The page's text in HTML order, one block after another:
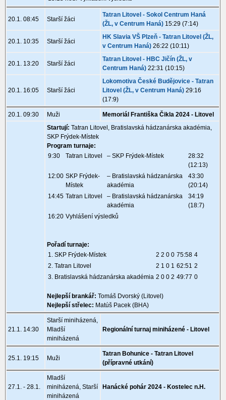
20.1. 08:45 Starší žáci
Tatran Litovel - Sokol Centrum Haná
(ŽL, v Centrum Haná) 15:29 (7:14)
20.1. 10:35 Starší žáci
HK Slavia VŠ Plzeň - Tatran Litovel (ŽL,
v Centrum Haná) 26:22 (10:11)
20.1. 13:20 Starší žáci
Tatran Litovel - HBC Jičín (ŽL, v
Centrum Haná) 22:31 (10:15)
20.1. 16:05 Starší žáci
Lokomotiva České Budějovice - Tatran
Litovel (ŽL, v Centrum Haná) 29:16
(17:9)
20.1. 09:30 Muži
Memoriál Františka Čikla 2024 - Litovel
Startují: Tatran Litovel, Bratislavská hádzanárska akadémia,
SKP Frýdek-Místek
Program turnaje:
9:30
Tatran Litovel – SKP Frýdek-Místek
28:32
(12:13)
12:00 SKP Frýdek-
Místek
– Bratislavská hádzanárska
akadémia
43:30
(20:14)
14:45 Tatran Litovel
– Bratislavská hádzanárska
akadémia
34:19
(18:7)
16:20 Vyhlášení výsledků
Pořadí turnaje:
1. SKP Frýdek-Místek
2 2 0 0 75:58 4
2. Tatran Litovel
2 1 0 1 62:51 2
3. Bratislavská hádzanárska akadémia 2 0 0 2 49:77 0
Nejlepší brankář: Tomáš Dvorský (Litovel)
Nejlepší střelec: Matúš Pacek (BHA)
21.1. 14:30
Starší miniházená,
Mladší
miniházená
Regionální turnaj miniházené - Litovel
25.1. 19:15 Muži
Tatran Bohunice - Tatran Litovel
(přípravné utkání)
27.1. - 28.1.
Mladší
miniházená, Starší
miniházená
Hanácké pohár 2024 - Kostelec n.H.